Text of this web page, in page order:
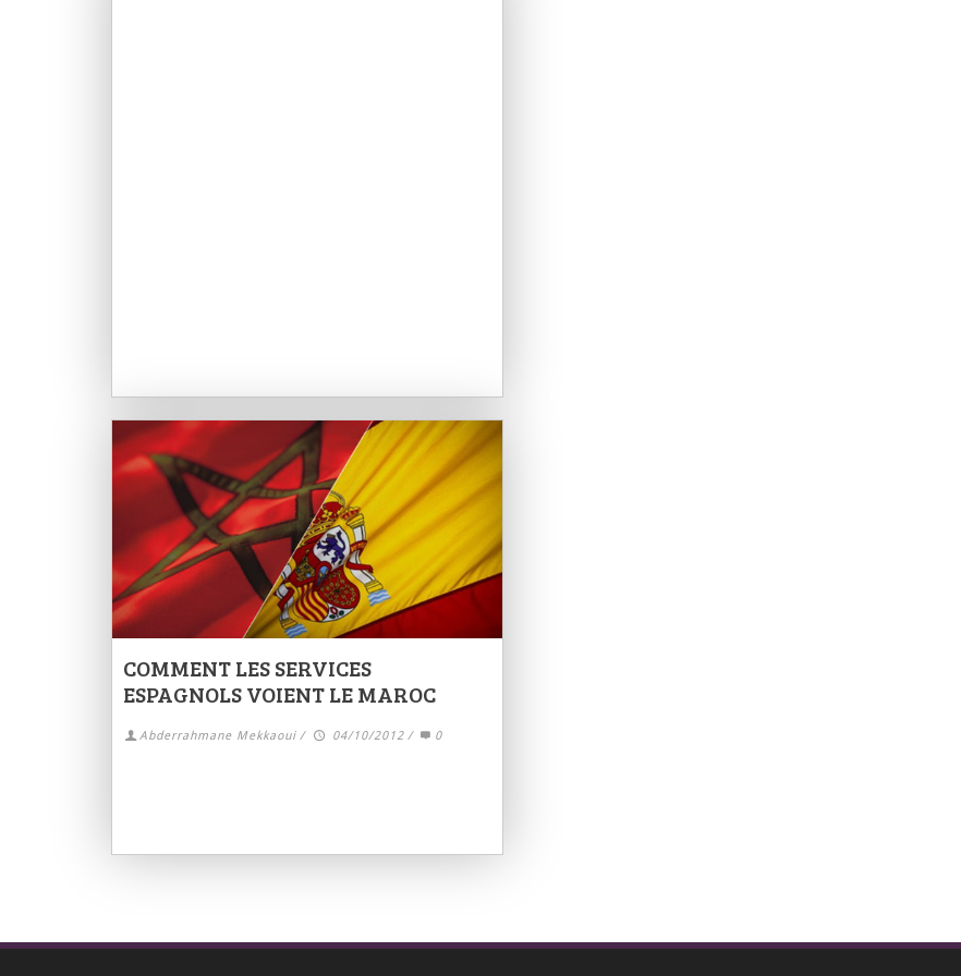
COMMENT LES SERVICES
ESPAGNOLS VOIENT LE MAROC
Abderrahmane Mekkaoui / 04/10/2012 / 0